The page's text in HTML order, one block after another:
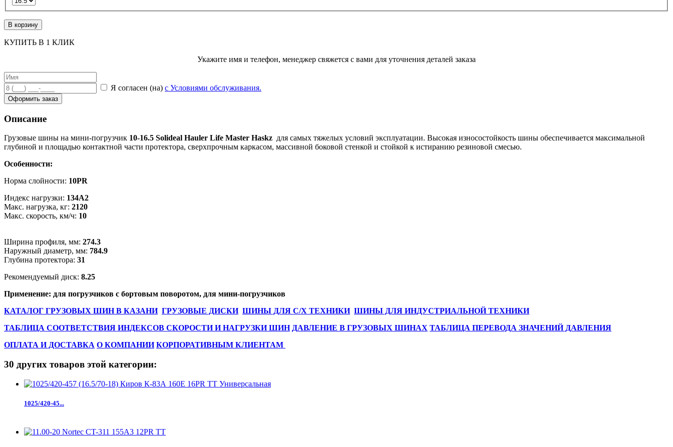
В корзину
КУПИТЬ В 1 КЛИК
Укажите имя и телефон, менеджер свяжется с вами для уточнения деталей заказа
Я согласен (на) с Условиями обслуживания.
Оформить заказ
Описание
Грузовые шины на мини-погрузчик 10-16.5 Solideal Hauler Life Master Haskz для самых тяжелых условий эксплуатации. Высокая износостойкость шины обеспечивается максимальной
глубиной и площадью контактной части протектора, сверхпрочным каркасом, массивной боковой стенкой и стойкой к истиранию резиновой смесью.
Особенности:
Норма слойности: 10PR
Индекс нагрузки: 134A2
Макс. нагрузка, кг: 2120
Макс. скорость, км/ч: 10
Ширина профиля, мм: 274.3
Наружный диаметр, мм: 784.9
Глубина протектора: 31
Рекомендуемый диск: 8.25
Применение: для погрузчиков с бортовым поворотом, для мини-погрузчиков
КАТАЛОГ ГРУЗОВЫХ ШИН В КАЗАНИ ГРУЗОВЫЕ ДИСКИ ШИНЫ ДЛЯ С/Х ТЕХНИКИ ШИНЫ ДЛЯ ИНДУСТРИАЛЬНОЙ ТЕХНИКИ
ТАБЛИЦА СООТВЕТСТВИЯ ИНДЕКСОВ СКОРОСТИ И НАГРУЗКИ ШИН ДАВЛЕНИЕ В ГРУЗОВЫХ ШИНАХ ТАБЛИЦА ПЕРЕВОДА ЗНАЧЕНИЙ ДАВЛЕНИЯ
ОПЛАТА И ДОСТАВКА О КОМПАНИИ КОРПОРАТИВНЫМ КЛИЕНТАМ
30 других товаров этой категории:
1025/420-45...